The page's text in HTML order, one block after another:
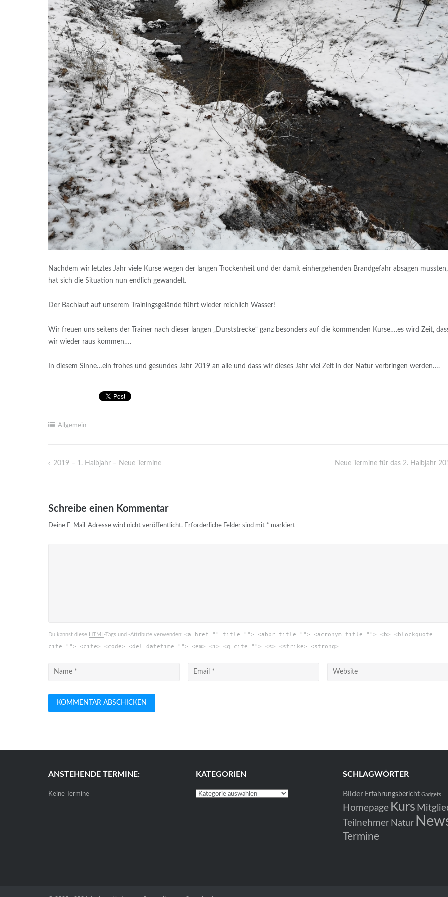
Nachdem wir letztes Jahr viele Kurse wegen der langen Trockenheit und der damit einhergehenden Brandgefahr absagen mussten,
hat sich die Situation nun endlich gewandelt.
Der Bachlauf auf unserem Trainingsgelände führt wieder reichlich Wasser!
Wir freuen uns seitens der Trainer nach dieser langen „Durststrecke“ ganz besonders auf die kommenden Kurse….es wird Zeit,
wir wieder raus kommen….
In diesem Sinne…ein frohes und gesundes Jahr 2019 an alle und dass wir dieses Jahr viel Zeit in der Natur verbringen werden….
Allgemein
Beitragsnavigation
2019 – 1. Halbjahr – Neue Termine Neue Termine für das 2. Halbjahr
Schreibe einen Kommentar
Deine E-Mail-Adresse wird nicht veröffentlicht. Erforderliche Felder sind mit * markiert
Du kannst diese HTML -Tags und -Attribute verwenden: <a href="" title=""> <abbr title=""> <acronym title=""> <b> <blockquote
cite=""> <cite> <code> <del datetime=""> <em> <i> <q cite=""> <s> <strike> <strong>
ANSTEHENDE TERMINE:
Keine Termine
KATEGORIEN
Kategorien
SCHLAGWÖRTER
Bilder Erfahrungsbericht Gadgets
Homepage Kurs
Teilnehmer Natur
Termine